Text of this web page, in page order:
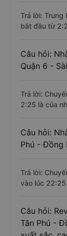
Trả lời: Trung
bắt đầu từ
Câu hỏi:
Quận 6 -
Trả lời:
2:25 là của
Câu hỏi:
Phú - Đồng
Trả lời:
vào lúc 22:25
Câu hỏi:
Tân Phú -